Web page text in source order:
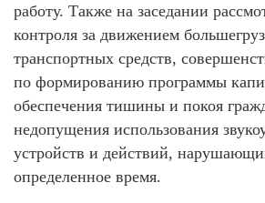
работу. Также на заседании
контроля за движением
транспортных средств,
по формированию программы
обеспечения тишины и покоя
недопущения использования
устройств и действий,
определенное время.